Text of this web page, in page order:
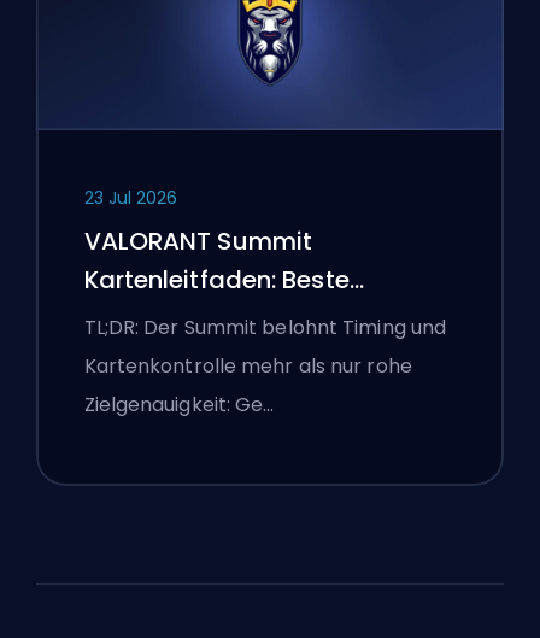
23 Jul 2026
VALORANT Summit
Kartenleitfaden: Beste
Agenten, Callouts und
Smokes
TL;DR: Der Summit belohnt Timing und
Kartenkontrolle mehr als nur rohe
Zielgenauigkeit: Ge…